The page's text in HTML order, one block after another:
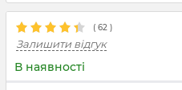
( 62 )
Залишити відгук
В наявності